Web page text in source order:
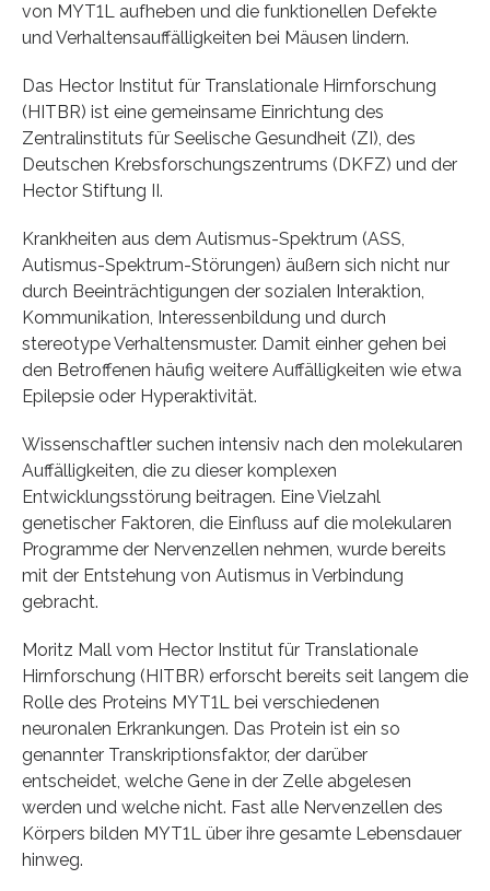
von MYT1L aufheben und die funktionellen Defekte
und Verhaltensauffälligkeiten bei Mäusen lindern.
Das Hector Institut für Translationale Hirnforschung
(HITBR) ist eine gemeinsame Einrichtung des
Zentralinstituts für Seelische Gesundheit (ZI), des
Deutschen Krebsforschungszentrums (DKFZ) und der
Hector Stiftung II.
Krankheiten aus dem Autismus-Spektrum (ASS,
Autismus-Spektrum-Störungen) äußern sich nicht nur
durch Beeinträchtigungen der sozialen Interaktion,
Kommunikation, Interessenbildung und durch
stereotype Verhaltensmuster. Damit einher gehen bei
den Betroffenen häufig weitere Auffälligkeiten wie etwa
Epilepsie oder Hyperaktivität.
Wissenschaftler suchen intensiv nach den molekularen
Auffälligkeiten, die zu dieser komplexen
Entwicklungsstörung beitragen. Eine Vielzahl
genetischer Faktoren, die Einfluss auf die molekularen
Programme der Nervenzellen nehmen, wurde bereits
mit der Entstehung von Autismus in Verbindung
gebracht.
Moritz Mall vom Hector Institut für Translationale
Hirnforschung (HITBR) erforscht bereits seit langem die
Rolle des Proteins MYT1L bei verschiedenen
neuronalen Erkrankungen. Das Protein ist ein so
genannter Transkriptionsfaktor, der darüber
entscheidet, welche Gene in der Zelle abgelesen
werden und welche nicht. Fast alle Nervenzellen des
Körpers bilden MYT1L über ihre gesamte Lebensdauer
hinweg.